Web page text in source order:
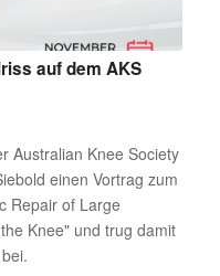
auf dem AKS
Australian Knee Society
einen Vortrag zum
Repair of Large
Knee" und trug damit